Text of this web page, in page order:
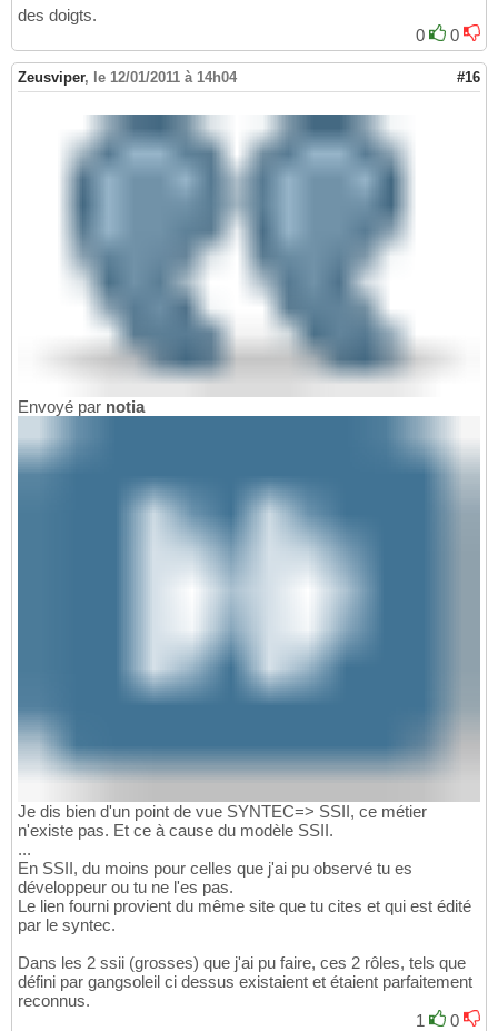
des doigts.
0
0
Zeusviper, le 12/01/2011 à 14h04 #16
Envoyé par notia
Je dis bien d'un point de vue SYNTEC=> SSII, ce métier
n'existe pas. Et ce à cause du modèle SSII.
...
En SSII, du moins pour celles que j'ai pu observé tu es
développeur ou tu ne l'es pas.
Le lien fourni provient du même site que tu cites et qui est édité
par le syntec.
Dans les 2 ssii (grosses) que j'ai pu faire, ces 2 rôles, tels que
défini par gangsoleil ci dessus existaient et étaient parfaitement
reconnus.
1
0